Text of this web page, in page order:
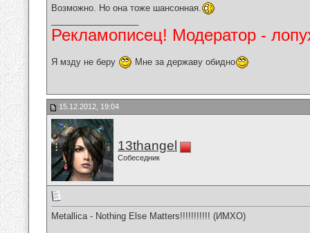
Возможно. Но она тоже шансонная.
Рекламописец! Модератор -
Я мзду не беру Мне за державу обидно
15.12.2012, 19:04
13thangel
Собеседник
Metallica - Nothing Else Matters!!!!!!!!!!! (ИМХО)